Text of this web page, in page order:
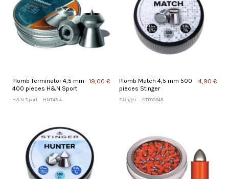
Plomb Terminator 4,5 mm
400 pieces H&N Sport
H&N Sport HNT45-4
19,00 €
Plomb Match 4,5 mm 500
pieces Stinger
Stinger STP00345
4,90 €